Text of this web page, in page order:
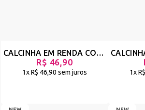
CALCINHA EM RENDA COM CORRENTE OURO MODELO TANGA FIO DUPLO - JACKIE - PRETO - REF 2852
R$ 46,90
1xR$ 46,90 sem juros 1x